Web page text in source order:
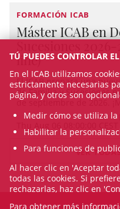
FORMACIÓN ICAB
Máster ICAB en
line)
El ICAB prepara una
de Familia y Sucesiones
de septiembre de 2026.
VER
TÚ PUEDES CONTROLAR
En el ICAB utilizamos
estrictamente necesarias
página, y otros son
Medir cómo se utiliza
Habilitar la
Para funciones de
Al hacer clic en 'Aceptar
todas las cookies. Si
rechazarlas, haz clic en
Para obtener más